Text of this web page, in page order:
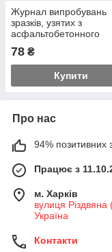
Журнал випробувань
зразків, узятих з
асфальтобетонного
78 ₴
Купити
Про нас
94% позитивних з
Працює з
м. Харків
вулиця Різдвяна
Україна
Контакти